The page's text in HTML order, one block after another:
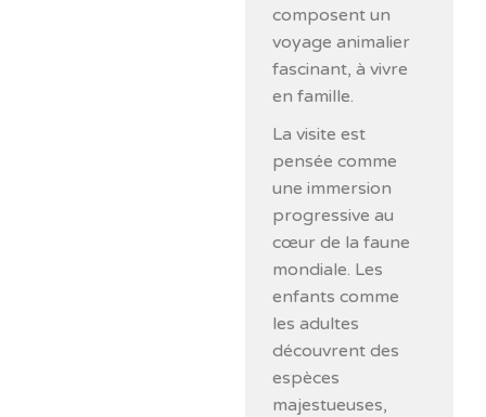
composent un
voyage animalier
fascinant, à vivre
en famille.
La visite est
pensée comme
une immersion
progressive au
cœur de la faune
mondiale. Les
enfants comme
les adultes
découvrent des
espèces
majestueuses,